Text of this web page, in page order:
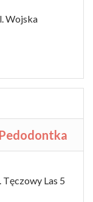
Wojska
Las 5